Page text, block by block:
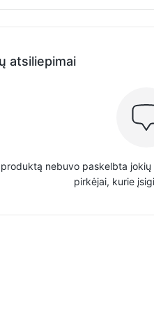
atsiliepimai
nebuvo paskelbta
pirkėjai, kurie